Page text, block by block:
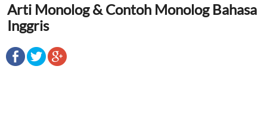
Arti Monolog & Contoh Monolog Bahasa
Inggris